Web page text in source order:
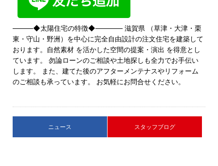
―――◆太陽住宅の特徴◆―――― 滋賀県 （草津・大津・栗
東・守山・野洲）を中心に完全自由設計の注文住宅を建築して
おります。自然素材 を活かした空間の提案・演出 を得意とし
ています。 勿論ローンのご相談や土地探しも全力でお手伝い
します。 また、建てた後のアフターメンテナスやリフォーム
のご相談も承っています。 お気軽にお問合せください。
ニュース スタッフブログ